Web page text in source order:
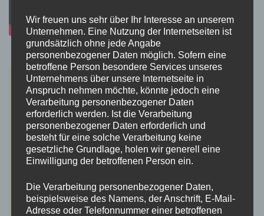
Wir freuen uns sehr über Ihr Interesse an unserem
Unternehmen. Eine Nutzung der Internetseiten ist
grundsätzlich ohne jede Angabe
personenbezogener Daten möglich. Sofern eine
betroffene Person besondere Services unseres
Unternehmens über unsere Internetseite in
Anspruch nehmen möchte, könnte jedoch eine
Verarbeitung personenbezogener Daten
erforderlich werden. Ist die Verarbeitung
personenbezogener Daten erforderlich und
besteht für eine solche Verarbeitung keine
gesetzliche Grundlage, holen wir generell eine
Einwilligung der betroffenen Person ein.
Die Verarbeitung personenbezogener Daten,
beispielsweise des Namens, der Anschrift, E-Mail-
Adresse oder Telefonnummer einer betroffenen